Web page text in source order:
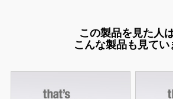
この製品を見た人は
こんな製品も見てい